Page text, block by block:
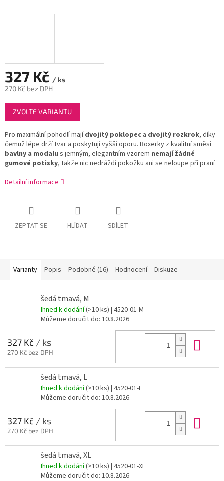
327 Kč / ks
270 Kč bez DPH
Měrná
cena:
ZVOLTE VARIANTU
Pro maximální pohodlí majídvojitý poklopec a dvojitý rozkrok, díky
čemuž lépe drží tvar a poskytují vyšší oporu. Boxerky z kvalitní směsi
bavlny a modalu s jemným, elegantním vzorem nemají žádné
gumové potisky, takže nic nedráždí pokožku ani se neloupe při praní
Detailní informace
ZEPTAT SE HLÍDAT SDÍLET
Varianty Popis Podobné (16) Hodnocení Diskuze
šedá tmavá, M
Ihned k dodání(>10 ks) | 4520-01-M
Můžeme doručit do: 10.8.2026
327 Kč / ks
270 Kč bez DPH
šedá tmavá, L
Ihned k dodání(>10 ks) | 4520-01-L
Můžeme doručit do: 10.8.2026
327 Kč / ks
270 Kč bez DPH
šedá tmavá, XL
Ihned k dodání(>10 ks) | 4520-01-XL
Můžeme doručit do: 10.8.2026